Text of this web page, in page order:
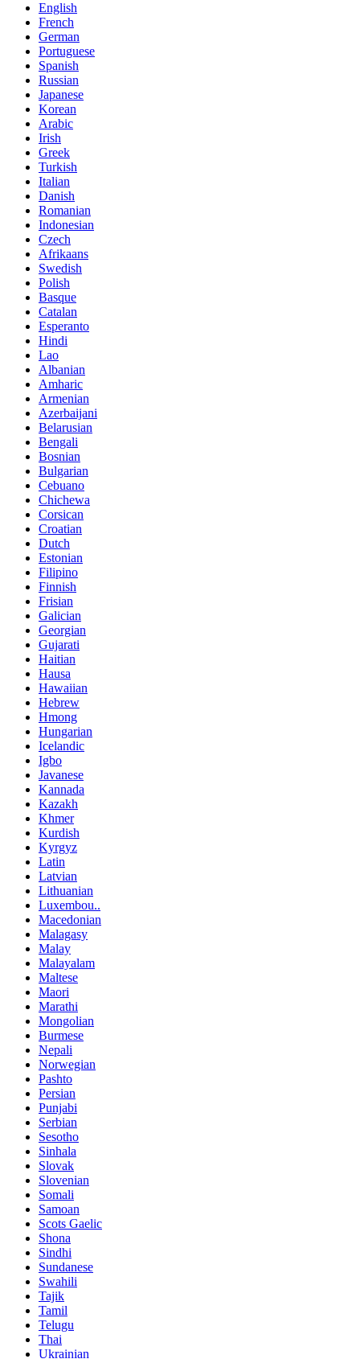
English
French
German
Portuguese
Spanish
Russian
Japanese
Korean
Arabic
Irish
Greek
Turkish
Italian
Danish
Romanian
Indonesian
Czech
Afrikaans
Swedish
Polish
Basque
Catalan
Esperanto
Hindi
Lao
Albanian
Amharic
Armenian
Azerbaijani
Belarusian
Bengali
Bosnian
Bulgarian
Cebuano
Chichewa
Corsican
Croatian
Dutch
Estonian
Filipino
Finnish
Frisian
Galician
Georgian
Gujarati
Haitian
Hausa
Hawaiian
Hebrew
Hmong
Hungarian
Icelandic
Igbo
Javanese
Kannada
Kazakh
Khmer
Kurdish
Kyrgyz
Latin
Latvian
Lithuanian
Luxembou..
Macedonian
Malagasy
Malay
Malayalam
Maltese
Maori
Marathi
Mongolian
Burmese
Nepali
Norwegian
Pashto
Persian
Punjabi
Serbian
Sesotho
Sinhala
Slovak
Slovenian
Somali
Samoan
Scots Gaelic
Shona
Sindhi
Sundanese
Swahili
Tajik
Tamil
Telugu
Thai
Ukrainian